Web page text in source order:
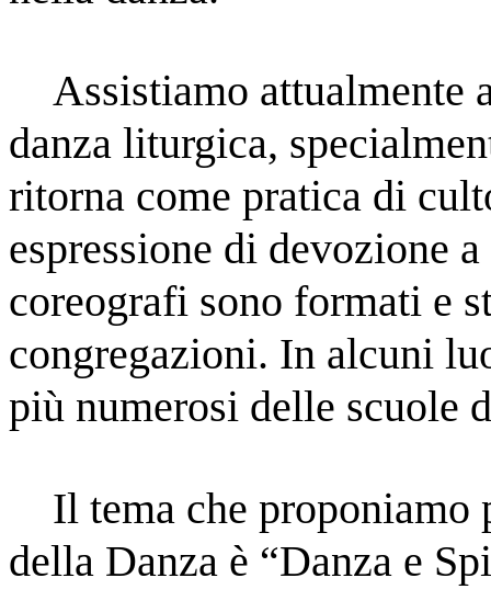
danza liturgica,
ritorna come pratica di
espressione di devozione
coreografi sono formati e
congregazioni. In alcuni
più numerosi delle scuole
della Danza è “Danza e